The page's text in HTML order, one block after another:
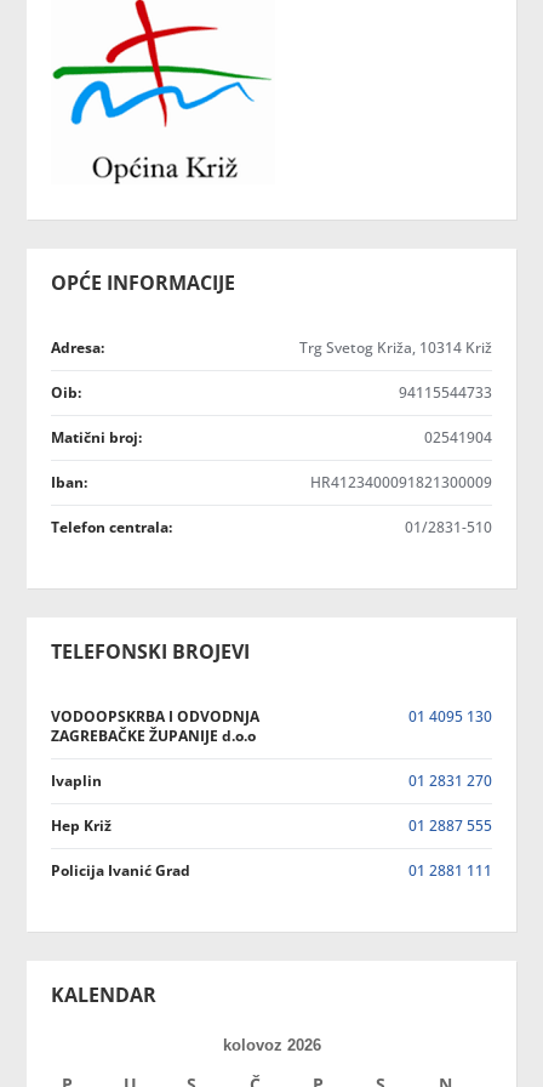
OPĆE INFORMACIJE
Adresa: Trg Svetog Križa, 10314 Križ
Oib: 94115544733
Matični broj: 02541904
Iban: HR4123400091821300009
Telefon centrala: 01/2831-510
TELEFONSKI BROJEVI
VODOOPSKRBA I ODVODNJA
ZAGREBAČKE ŽUPANIJE d.o.o
01 4095 130
Ivaplin 01 2831 270
Hep Križ 01 2887 555
Policija Ivanić Grad 01 2881 111
KALENDAR
kolovoz 2026